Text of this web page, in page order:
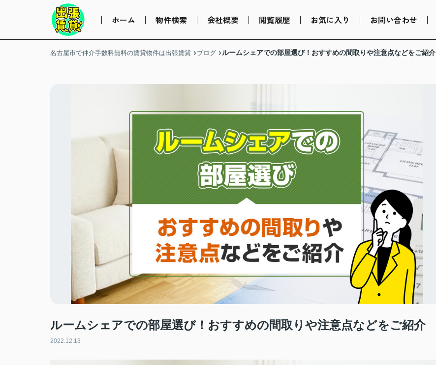
ホーム 物件検索 会社概要 閲覧履歴 お気に入り お問い合わせ
名古屋市で仲介手数料無料の賃貸物件は出張賃貸 ブログ ルームシェアでの部屋選び！おすすめの間取りや注意点などをご紹介
ルームシェアでの部屋選び！おすすめの間取りや注意点などをご紹介
2022.12.13